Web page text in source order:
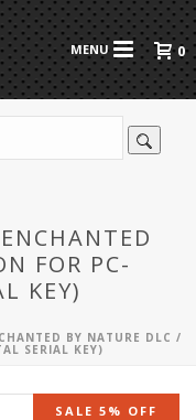
0
FOR PC-
KEY)
BY NATURE DLC /
SERIAL KEY)
SALE 5% OFF